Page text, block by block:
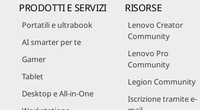
PRODOTTI E SERVIZI
Portatili e ultrabook
AI smarter per te
Gamer
Tablet
Desktop e All-in-One
RISORSE
Lenovo Creator
Community
Lenovo Pro
Community
Legion Community
Iscrizione tramite e-